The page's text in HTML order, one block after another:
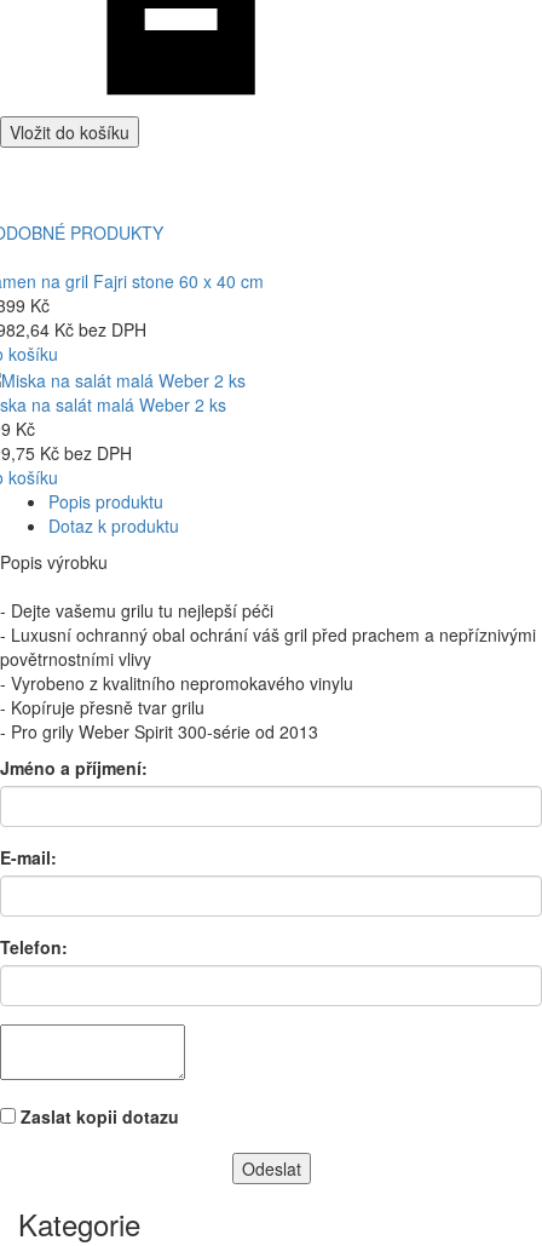
Vložit do košíku
PRODUKTY
na gril Fajri stone 60 x 40 cm
Kč
Kč bez DPH
košíku
na salát malá Weber 2 ks
Kč
Kč bez DPH
košíku
Popis produktu
Dotaz k produktu
Popis výrobku
- Dejte vašemu grilu tu nejlepší péči
- Luxusní ochranný obal ochrání váš gril před prachem a nepříznivými
povětrnostními vlivy
- Vyrobeno z kvalitního nepromokavého vinylu
- Kopíruje přesně tvar grilu
- Pro grily Weber Spirit 300-série od 2013
Jméno a příjmení:
E-mail:
Telefon:
Zaslat kopii dotazu
Kategorie